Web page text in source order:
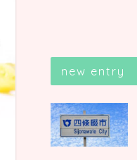
new entry